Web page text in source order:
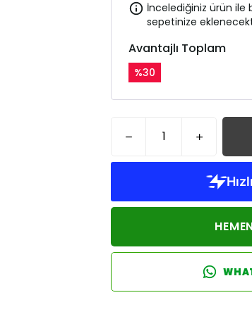
İncelediğiniz ürün ile
sepetinize
Avantajlı Toplam
%30